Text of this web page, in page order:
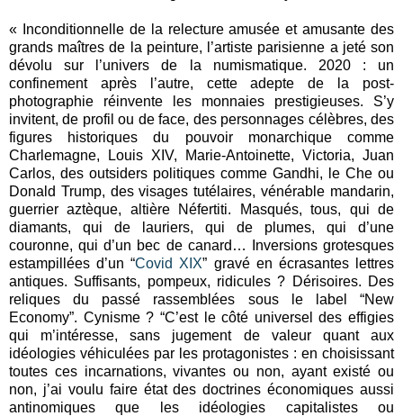
« Inconditionnelle de la relecture amusée et amusante des
grands maîtres de la peinture, l’artiste parisienne a jeté son
dévolu sur l’univers de la numismatique. 2020 : un
confinement après l’autre, cette adepte de la post-
photographie réinvente les monnaies prestigieuses. S’y
invitent, de profil ou de face, des personnages célèbres, des
figures historiques du pouvoir monarchique comme
Charlemagne, Louis XIV, Marie-Antoinette, Victoria, Juan
Carlos, des outsiders politiques comme Gandhi, le Che ou
Donald Trump, des visages tutélaires, vénérable mandarin,
guerrier aztèque, altière Néfertiti. Masqués, tous, qui de
diamants, qui de lauriers, qui de plumes, qui d’une
couronne, qui d’un bec de canard… Inversions grotesques
estampillées d’un “Covid XIX” gravé en écrasantes lettres
antiques. Suffisants, pompeux, ridicules ? Dérisoires. Des
reliques du passé rassemblées sous le label “New
Economy”. Cynisme ? “C’est le côté universel des effigies
qui m’intéresse, sans jugement de valeur quant aux
idéologies véhiculées par les protagonistes : en choisissant
toutes ces incarnations, vivantes ou non, ayant existé ou
non, j’ai voulu faire état des doctrines économiques aussi
antinomiques que les idéologies capitalistes ou